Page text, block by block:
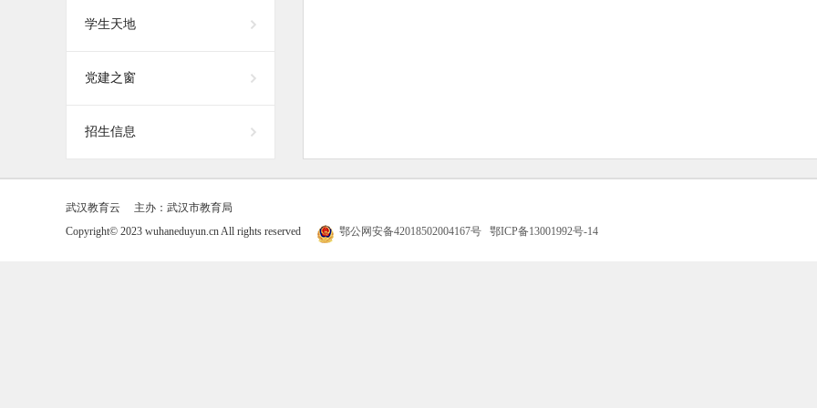
学生天地
党建之窗
招生信息
武汉教育云 主办：武汉市教育局
Copyright© 2023 wuhaneduyun.cn All rights reserved
鄂公网安备42018502004167号 鄂ICP备13001992号-14